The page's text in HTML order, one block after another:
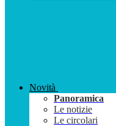
Novità
Panoramica
Le notizie
Le circolari